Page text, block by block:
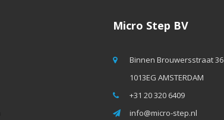
Micro Step BV
Binnen Brouwersstraat 36
1013EG AMSTERDAM
+31 20 320 6409
info@micro-step.nl